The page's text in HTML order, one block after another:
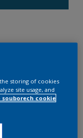
odstínu
storing of cookies
site usage, and
souborech cookie